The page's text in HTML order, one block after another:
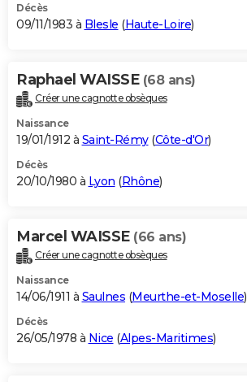
Décès
09/11/1983 à Blesle (Haute-Loire)
Raphael WAISSE (68 ans)
Créer une cagnotte obsèques
Naissance
19/01/1912 à Saint-Rémy(Côte-d'Or)
Décès
20/10/1980 à Lyon (Rhône)
Marcel WAISSE (66 ans)
Créer une cagnotte obsèques
Naissance
14/06/1911 à Saulnes (Meurthe-et-Moselle)
Décès
26/05/1978 à Nice (Alpes-Maritimes)